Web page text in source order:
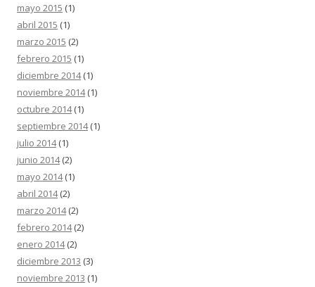
mayo 2015 (1)
abril 2015 (1)
marzo 2015 (2)
febrero 2015 (1)
diciembre 2014(1)
noviembre 2014(1)
octubre 2014(1)
septiembre 2014(1)
julio 2014(1)
junio 2014(2)
mayo 2014(1)
abril 2014(2)
marzo 2014(2)
febrero 2014(2)
enero 2014(2)
diciembre 2013 (3)
noviembre 2013 (1)